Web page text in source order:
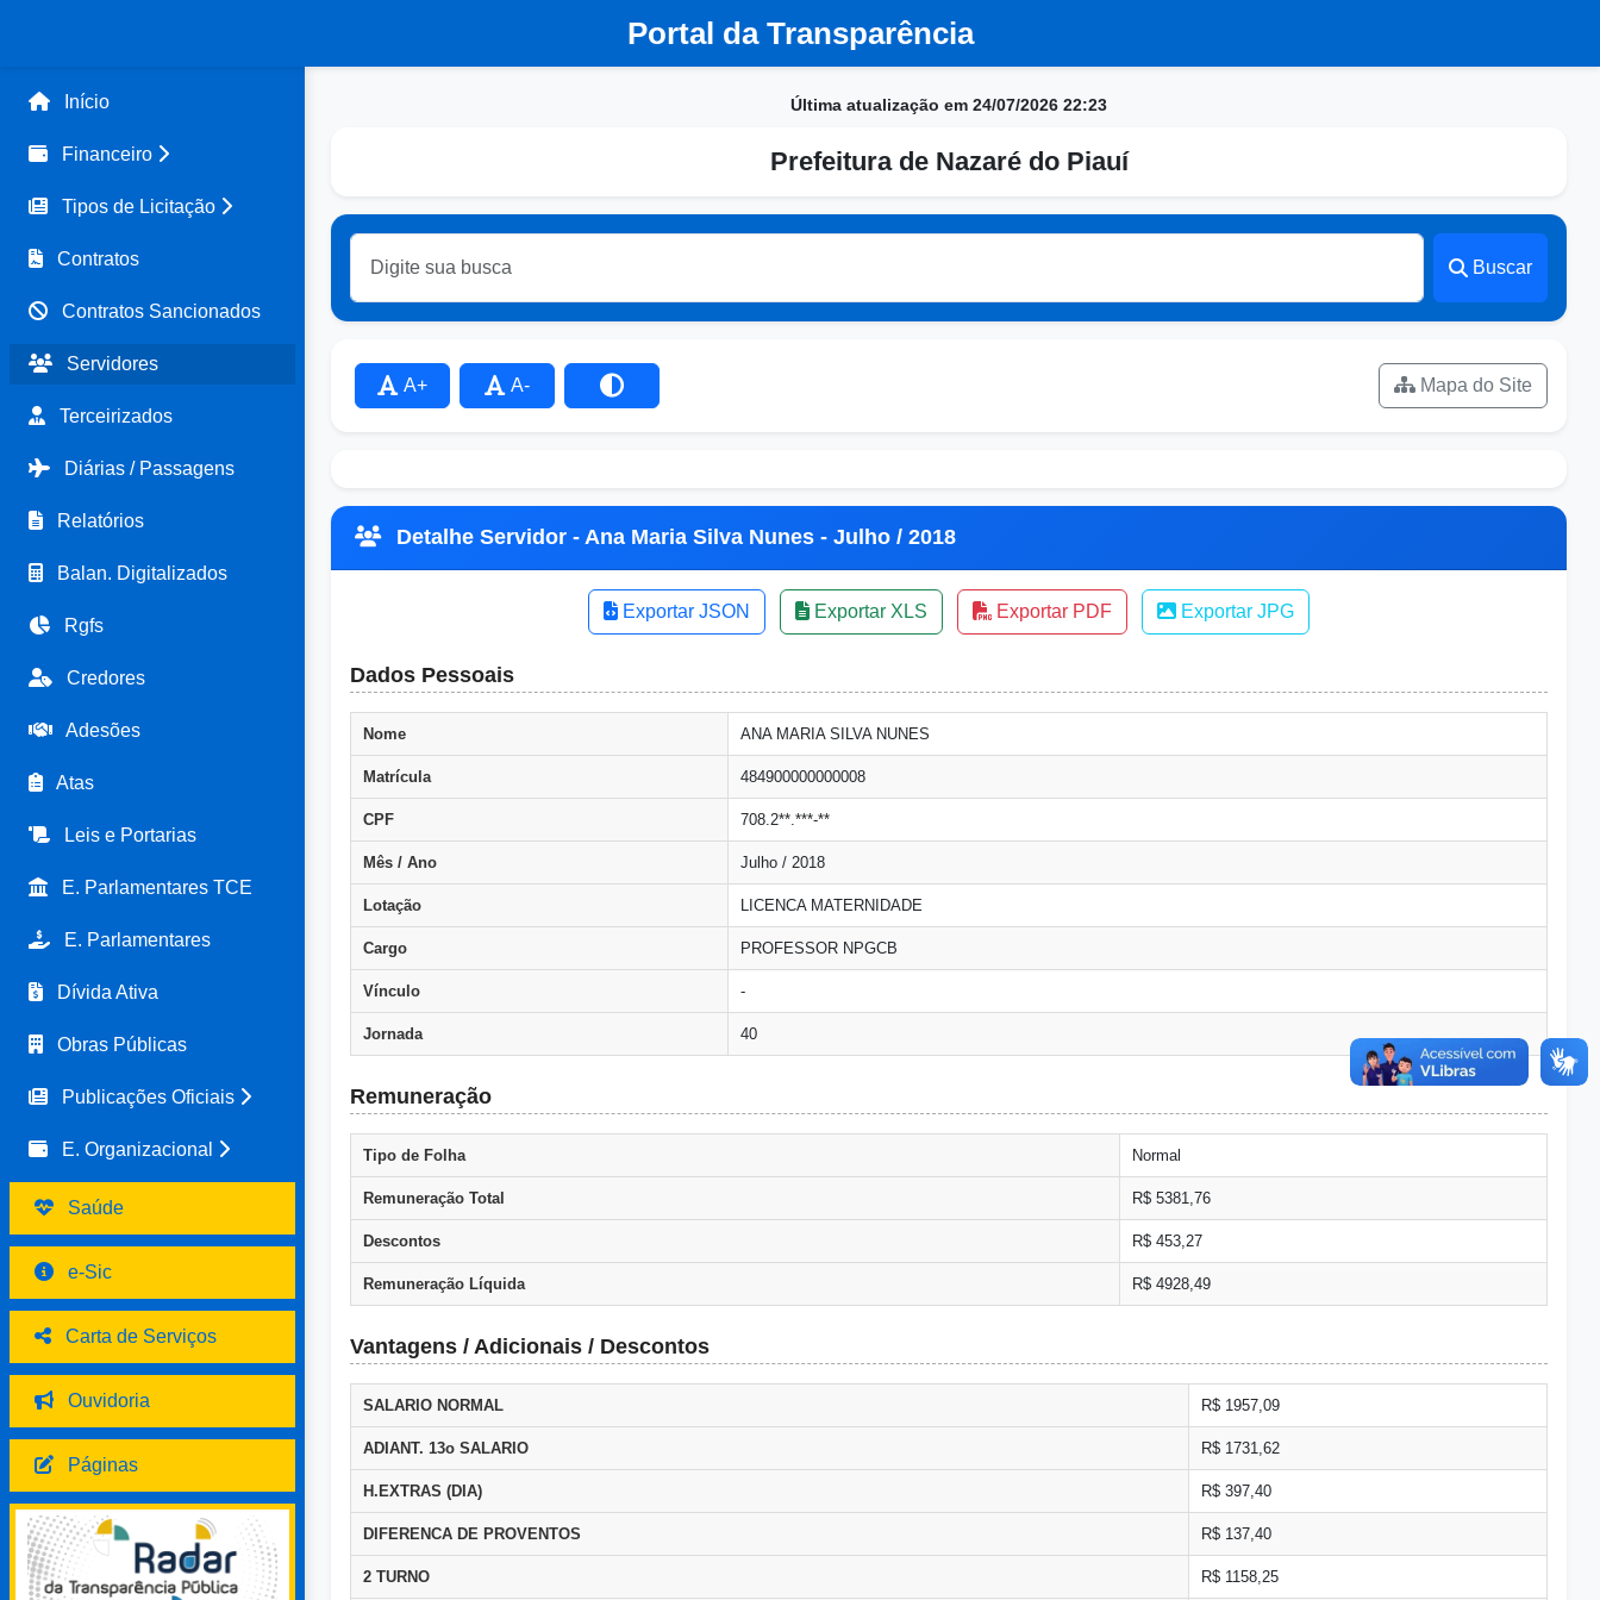
Portal da Transparência
Início
Financeiro
Tipos de Licitação
Contratos
Contratos Sancionados
Servidores
Terceirizados
Diárias / Passagens
Relatórios
Balan. Digitalizados
Rgfs
Credores
Adesões
Atas
Leis e Portarias
E. Parlamentares TCE
E. Parlamentares
Dívida Ativa
Obras Públicas
Publicações Oficiais
E. Organizacional
Saúde
e-Sic
Carta de Serviços
Ouvidoria
Páginas
Última atualização em 24/07/2026 22:23
Prefeitura de Nazaré do Piauí
Buscar
A+ A- Mapa do Site
Detalhe Servidor - Ana Maria Silva Nunes - Julho / 2018
Exportar JSON Exportar XLS Exportar PDF Exportar JPG
Dados Pessoais
Nome ANA MARIA SILVA NUNES
Matrícula 484900000000008
CPF 708.2**.***-**
Mês / Ano Julho / 2018
Lotação LICENCA MATERNIDADE
Cargo PROFESSOR NPGCB
Vínculo -
Jornada 40
Remuneração
Tipo de Folha Normal
Remuneração Total R$ 5381,76
Descontos R$ 453,27
Remuneração Líquida R$ 4928,49
Vantagens / Adicionais / Descontos
SALARIO NORMAL R$ 1957,09
ADIANT. 13o SALARIO R$ 1731,62
H.EXTRAS (DIA) R$ 397,40
DIFERENCA DE PROVENTOS R$ 137,40
2 TURNO R$ 1158,25